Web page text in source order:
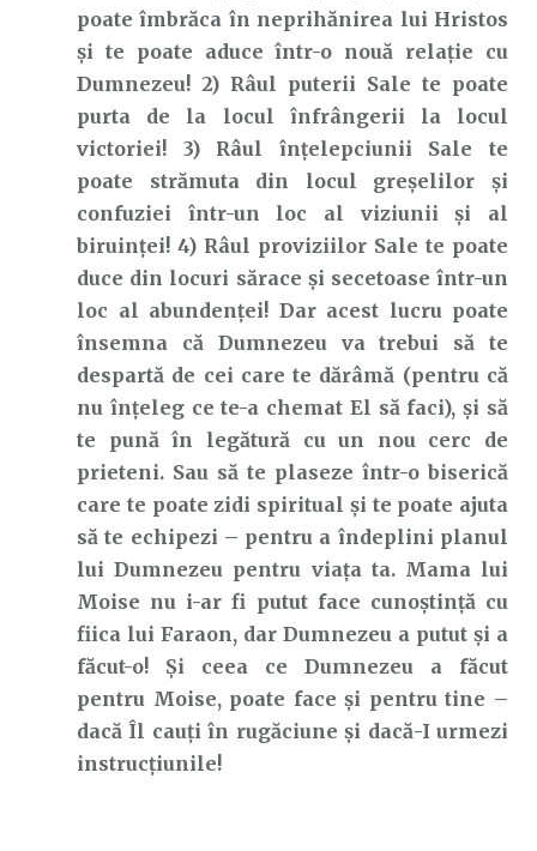
poate îmbrăca în neprihănirea lui Hristos
și te poate aduce într-o nouă relație cu
Dumnezeu! 2) Râul puterii Sale te poate
purta de la locul înfrângerii la locul
victoriei! 3) Râul înțelepciunii Sale te
poate strămuta din locul greșelilor și
confuziei într-un loc al viziunii și al
biruinței! 4) Râul proviziilor Sale te poate
duce din locuri sărace și secetoase într-un
loc al abundenței! Dar acest lucru poate
însemna că Dumnezeu va trebui să te
despartă de cei care te dărâmă (pentru că
nu înțeleg ce te-a chemat El să faci), și să
te pună în legătură cu un nou cerc de
prieteni. Sau să te plaseze într-o biserică
care te poate zidi spiritual și te poate ajuta
să te echipezi – pentru a îndeplini planul
lui Dumnezeu pentru viața ta. Mama lui
Moise nu i-ar fi putut face cunoștință cu
fiica lui Faraon, dar Dumnezeu a putut și a
făcut-o! Și ceea ce Dumnezeu a făcut
pentru Moise, poate face și pentru tine –
dacă Îl cauți în rugăciune și dacă-I urmezi
instrucțiunile!